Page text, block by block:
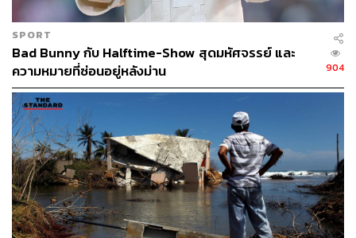
SPORT
Bad Bunny กับ Halftime-Show สุดมหัศจรรย์ และ
ความหมายที่ซ่อนอยู่หลังม่าน
904